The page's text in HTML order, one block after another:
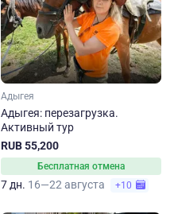
Адыгея
Адыгея: перезагрузка.
Активный тур
RUB 55,200
Бесплатная отмена
7 дн. 16—22 августа +10